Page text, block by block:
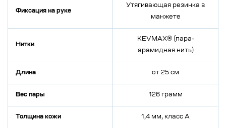
Фиксация на руке
Утягивающая резинка в
манжете
Нитки
KEVMAX® (пара-
арамидная нить)
Длина от 25 см
Вес пары 126 грамм
Толщина кожи 1,4 мм, класс А